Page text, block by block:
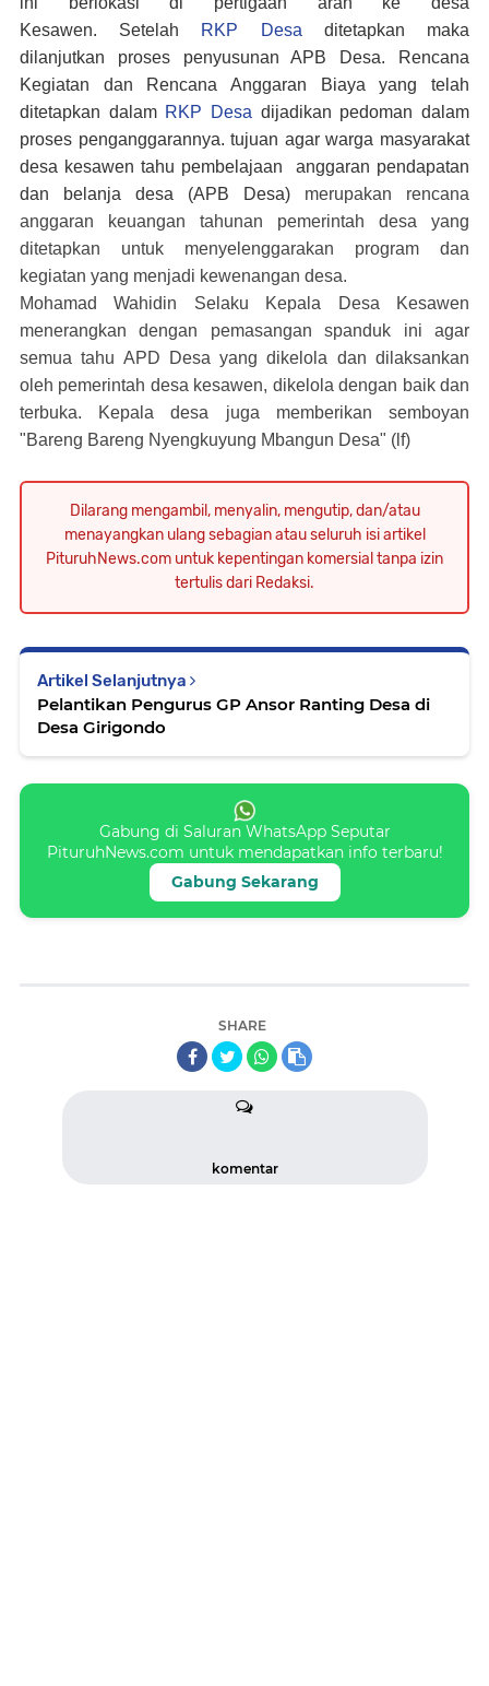
Kesawen. Setelah RKP Desa ditetapkan maka
dilanjutkan proses penyusunan APB Desa. Rencana
Kegiatan dan Rencana Anggaran Biaya yang telah
ditetapkan dalam RKP Desa dijadikan pedoman dalam
proses penganggarannya.tujuan agar warga masyarakat
desa kesawen tahu pembelajaan anggaran pendapatan
dan belanja desa (APB Desa) merupakan rencana
anggaran keuangan tahunan pemerintah desa yang
ditetapkan untuk menyelenggarakan program dan
kegiatan yang menjadi kewenangan desa.
Mohamad Wahidin Selaku Kepala Desa Kesawen
menerangkan dengan pemasangan spanduk ini agar
semua tahu APD Desa yang dikelola dan dilaksankan
oleh pemerintah desa kesawen, dikelola dengan baik dan
terbuka.
Kepala desa juga memberikan semboyan
"Bareng Bareng Nyengkuyung Mbangun Desa" (lf)
Dilarang mengambil, menyalin, mengutip, dan/atau
menayangkan ulang sebagian atau seluruh isi artikel
PituruhNews.com untuk kepentingan komersial tanpa izin
tertulis dari Redaksi.
Artikel Selanjutnya
Pelantikan Pengurus GP Ansor Ranting Desa di
Desa Girigondo
Gabung di Saluran WhatsApp Seputar
PituruhNews.com untuk mendapatkan info terbaru!
Gabung Sekarang
SHARE
komentar